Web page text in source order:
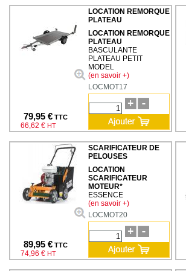
79,95 € TTC
66,62 € HT
LOCATION REMORQUE
PLATEAU
LOCATION REMORQUE
PLATEAU
BASCULANTE
PLATEAU PETIT
MODEL
(en savoir +)
LOCMOT17
89,95 € TTC
74,96 € HT
SCARIFICATEUR DE
PELOUSES
LOCATION
SCARIFICATEUR
MOTEUR*
ESSENCE
(en savoir +)
LOCMOT20